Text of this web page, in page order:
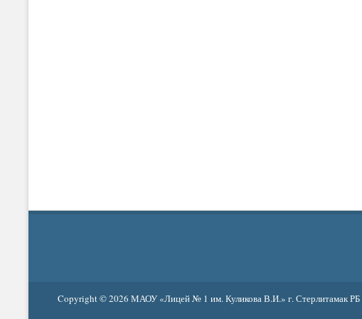
Copyright © 2026 МАОУ «Лицей № 1 им. Куликова В.И.» г. Стерлитамак РБ